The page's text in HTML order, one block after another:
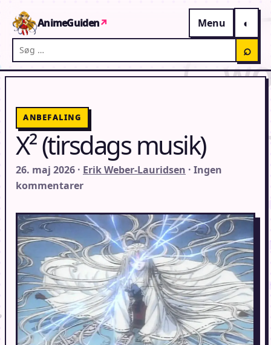
AnimeGuiden↗
Menu
Søg på AnimeGuiden
⌕
ANBEFALING
X² (tirsdags musik)
26. maj 2026 · Erik Weber-Lauridsen · Ingen
kommentarer